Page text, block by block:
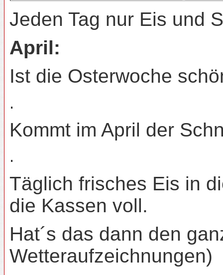
Jeden Tag nur Eis und
April:
Ist die Osterwoche
.
Kommt im April der
.
Täglich frisches Eis in
die Kassen voll.
Hat´s das dann den
Wetteraufzeichnungen)